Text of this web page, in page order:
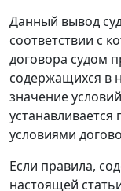
Данный вывод
соответствии с
договора судом
содержащихся в
значение
устанавливается
условиями
Если правила,
настоящей